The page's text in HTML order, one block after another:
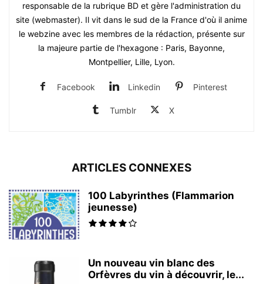
responsable de la rubrique BD et gère l'administration du
site (webmaster). Il vit dans le sud de la France d'où il anime
le webzine avec les membres de la rédaction, présente sur
la majeure partie de l'hexagone : Paris, Bayonne,
Montpellier, Lille, Lyon.
Facebook Linkedin Pinterest
Tumblr X
ARTICLES CONNEXES
100 Labyrinthes (Flammarion
jeunesse)
Un nouveau vin blanc des
Orfèvres du vin à découvrir, le...